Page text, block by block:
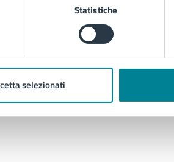
Statistiche
selezionati